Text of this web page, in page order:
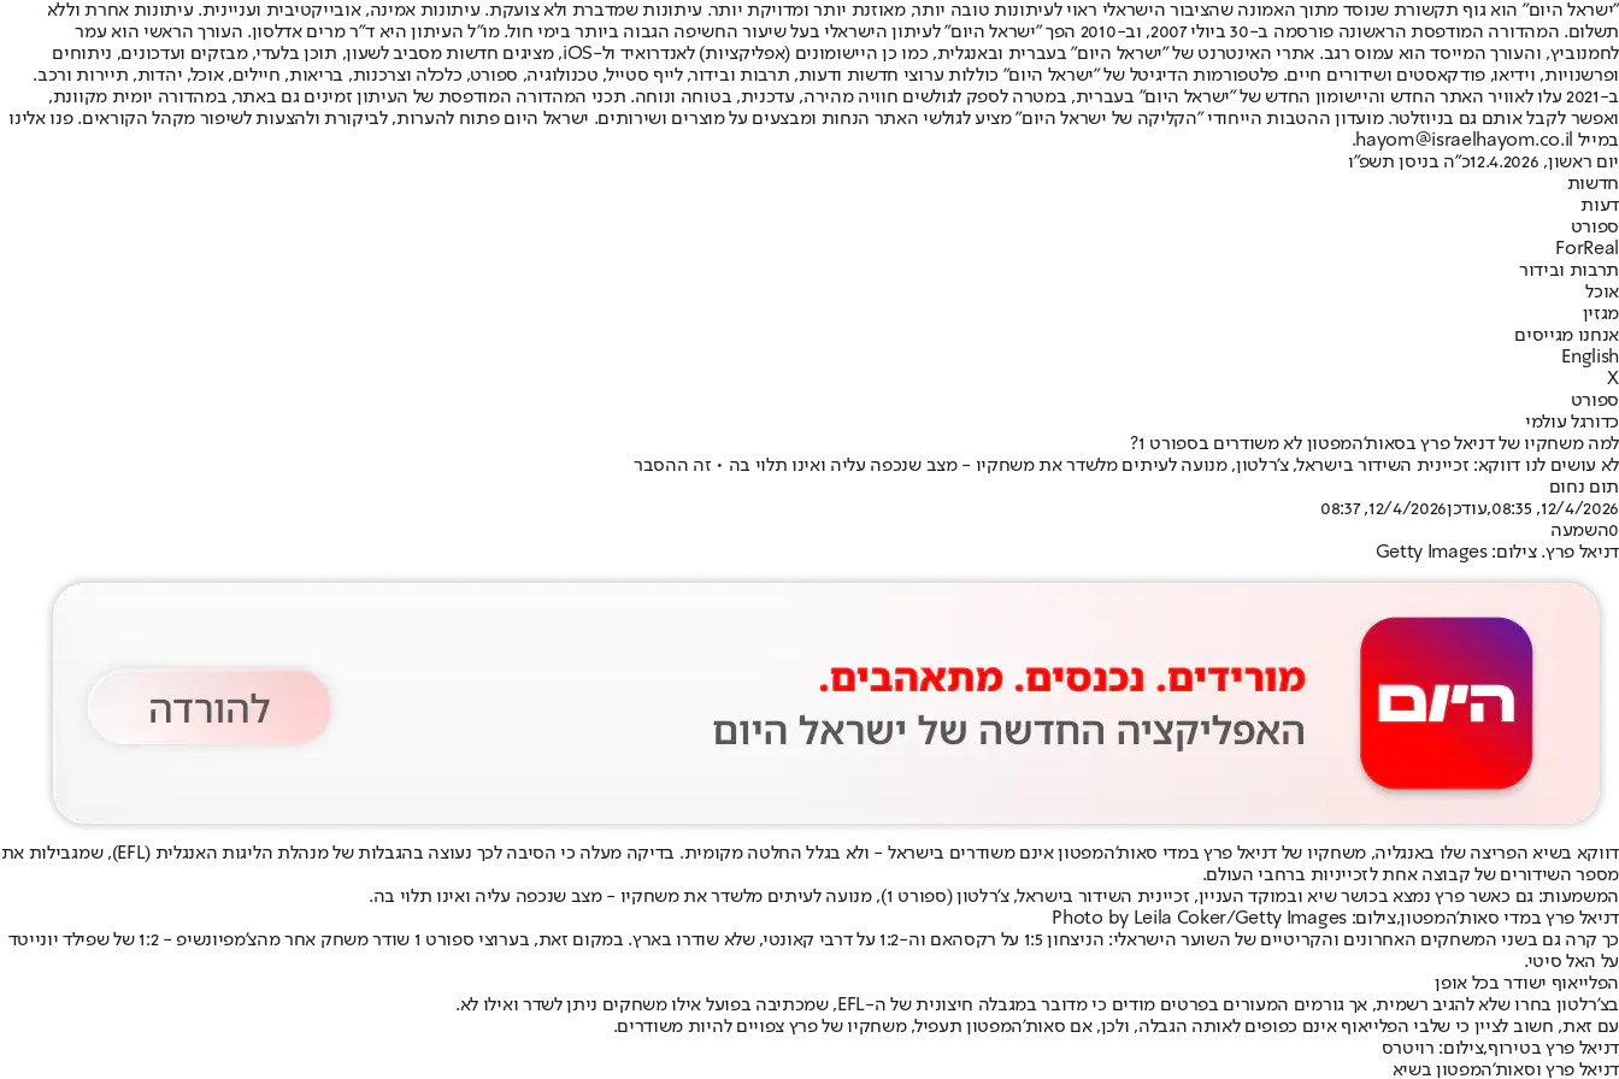
"ישראל היום" הוא גוף תקשורת שנוסד מתוך האמונה שהציבור הישראלי ראוי לעיתונות טובה יותר, מאוזנת יותר ומדויקת יותר. עיתונות שמדברת ולא צועקת. עיתונות אמינה, אובייקטיבית ועניינית. עיתונות אחרת וללא
תשלום. המהדורה המודפסת הראשונה פורסמה ב-30 ביולי 2007, וב-2010 הפך "ישראל היום" לעיתון הישראלי בעל שיעור החשיפה הגבוה ביותר בימי חול. מו"ל העיתון היא ד"ר מרים אדלסון. העורך הראשי הוא עמר
לחמנוביץ, והעורך המייסד הוא עמוס רגב. אתרי האינטרנט של "ישראל היום" בעברית ובאנגלית, כמו כן היישומונים (אפליקציות) לאנדרואיד ול-iOS, מציגים חדשות מסביב לשעון, תוכן בלעדי, מבזקים ועדכונים, ניתוחים
ופרשנויות, וידיאו, פודקאסטים ושידורים חיים. פלטפורמות הדיגיטל של "ישראל היום" כוללות ערוצי חדשות ודעות, תרבות ובידור, לייף סטייל, טכנולוגיה, ספורט, כלכלה וצרכנות, בריאות, חיילים, אוכל, יהדות, תיירות ורכב.
ב-2021 עלו לאוויר האתר החדש והיישומון החדש של "ישראל היום" בעברית, במטרה לספק לגולשים חוויה מהירה, עדכנית, בטוחה ונוחה. תכני המהדורה המודפסת של העיתון זמינים גם באתר, במהדורה יומית מקוונת,
ואפשר לקבל אותם גם בניוזלטר. מועדון ההטבות הייחודי "הקליקה של ישראל היום" מציע לגולשי האתר הנחות ומבצעים על מוצרים ושירותים. ישראל היום פתוח להערות, לביקורת ולהצעות לשיפור מקהל הקוראים. פנו אלינו
במייל hayom@israelhayom.co.il.
יום ראשון, 12.4.2026
כ"ה בניסן תשפ"ו
חדשות
דעות
ספורט
ForReal
תרבות ובידור
אוכל
מגזין
אנחנו מגייסים
English
X
ספורט
כדורגל עולמי
למה משחקיו של דניאל פרץ בסאות'המפטון לא משודרים בספורט 1?
לא עושים לנו דווקא: זכיינית השידור בישראל, צ'רלטון, מנועה לעיתים מלשדר את משחקיו - מצב שנכפה עליה ואינו תלוי בה • זה ההסבר
תום נחום
12/4/2026, 08:35
,עודכן12/4/2026, 08:37
0השמעה
דניאל פרץ. צילום: Getty Images
דווקא בשיא הפריצה שלו באנגליה, משחקיו של דניאל פרץ במדי סאות'המפטון אינם משודרים בישראל - ולא בגלל החלטה מקומית. בדיקה מעלה כי הסיבה לכך נעוצה בהגבלות של מנהלת הליגות האנגלית (EFL), שמגבילות את
מספר השידורים של קבוצה אחת לזכייניות ברחבי העולם.
המשמעות: גם כאשר פרץ נמצא בכושר שיא ובמוקד העניין, זכיינית השידור בישראל, צ'רלטון (ספורט 1), מנועה לעיתים מלשדר את משחקיו - מצב שנכפה עליה ואינו תלוי בה.
דניאל פרץ במדי סאות'המפטון,צילום: Photo by Leila Coker/Getty Images
כך קרה גם בשני המשחקים האחרונים והקריטיים של השוער הישראלי: הניצחון 1:5 על רקסהאם ו
ה-1:2 על דרבי קאונטי
, שלא שודרו בארץ. במקום זאת, בערוצי ספורט 1 שודר משחק אחר מהצ'מפיונשיפ - 1:2 של שפילד יונייטד
על האל סיטי.
הפלייאוף ישודר בכל אופן
בצ'רלטון בחרו שלא להגיב רשמית, אך גורמים המעורים בפרטים מודים כי מדובר במגבלה חיצונית של ה-EFL, שמכתיבה בפועל אילו משחקים ניתן לשדר ואילו לא.
עם זאת, חשוב לציין כי שלבי הפלייאוף אינם כפופים לאותה הגבלה, ולכן, אם סאות'המפטון תעפיל, משחקיו של פרץ צפויים להיות משודרים.
דניאל פרץ בטירוף,צילום: רויטרס
דניאל פרץ וסאות'המפטון בשיא